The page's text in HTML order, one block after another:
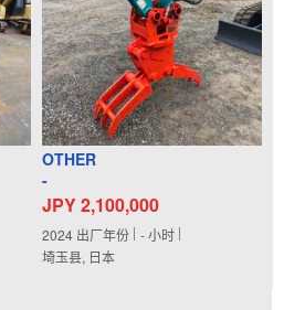
OTHER
-
JPY 2,100,000
2024 出厂年份 -小时
埼玉县, 日本